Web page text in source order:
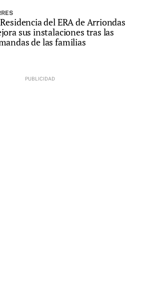
del ERA de Arriondas
sus instalaciones tras las
de las familias